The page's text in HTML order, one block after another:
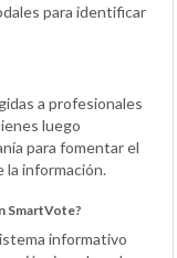
para identificar
a profesionales
luego
para fomentar el
la información.
SmartVote?
informativo